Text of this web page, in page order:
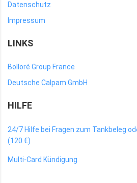
Datenschutz
Impressum
LINKS
Bolloré Group France
Deutsche Calpam GmbH
HILFE
24/7 Hilfe bei Fragen zum Tankbeleg
(120 €)
Multi-Card Kündigung